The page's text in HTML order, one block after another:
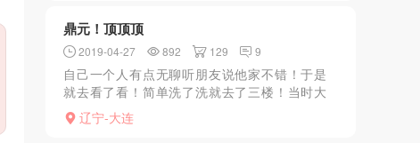
鼎元！顶顶顶
2019-04-27 892 129 9
自己一个人有点无聊听朋友说他家不错！于是
就去看了看！简单洗了洗就去了三楼！当时大
概有10多个js吧！不用你主动找她们她们会主
动找你问我你不用服务！听朋友说17号不错可
辽宁-大连